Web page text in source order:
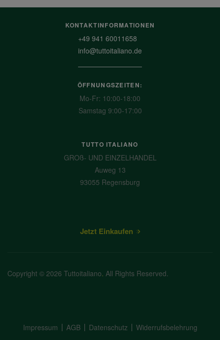
KONTAKTINFORMATIONEN
+49 941 60011658
info@tuttoitaliano.de
ÖFFNUNGSZEITEN:
Mo-Fr: 10:00-18:00
Samstag 9:00-17:00
TUTTO ITALIANO
GROß- UND EINZELHANDEL
Auweg 13
93055 Regensburg
Jetzt Einkaufen
Copyright © 2026 Tuttoitaliano. All Rights Reserved.
Impressum AGB Datenschutz Widerrufsbelehrung